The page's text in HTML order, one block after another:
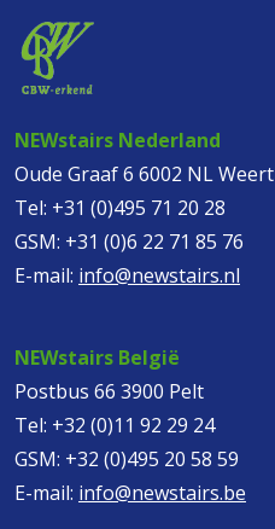
NEWstairs Nederland
Oude Graaf 6 6002 NL Weert
Tel: +31 (0)495 71 20 28
GSM: +31 (0)6 22 71 85 76
E-mail: info@newstairs.nl
NEWstairs België
Postbus 66 3900 Pelt
Tel: +32 (0)11 92 29 24
GSM: +32 (0)495 20 58 59
E-mail: info@newstairs.be